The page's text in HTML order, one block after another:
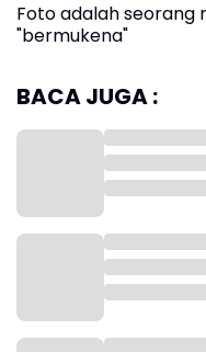
Foto adalah seorang
"bermukena"
BACA JUGA :